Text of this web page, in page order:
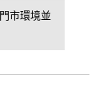
市環境並